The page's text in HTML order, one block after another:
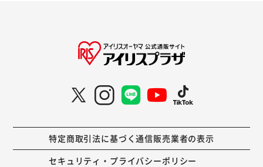
特定商取引法に基づく通信販売業者の表示
セキュリティ・プライバシーポリシー